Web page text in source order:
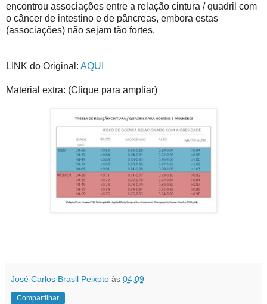
encontrou associações entre a relação cintura / quadril com
o câncer de intestino e de pâncreas, embora estas
(associações) não sejam tão fortes.
LINK do Original: AQUI
Material extra: (Clique para ampliar)
José Carlos Brasil Peixoto às 04:09
Compartilhar